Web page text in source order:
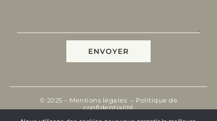
ENVOYER
© 2025 – Mentions légales – Politique de
confidentialité